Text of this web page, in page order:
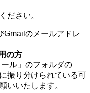
ださい。
Gmailのメールアドレ
の方
ル」のフォルダの
振り分けられている可
いいたします。